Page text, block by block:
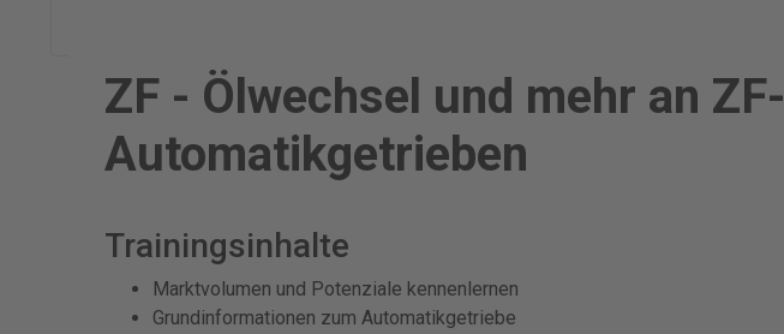
ZF - Ölwechsel und mehr an ZF-
Automatikgetrieben
Trainingsinhalte
Marktvolumen und Potenziale kennenlernen
Grundinformationen zum Automatikgetriebe